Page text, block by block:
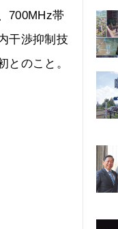
700MHz帯
干渉抑制技
のこと。